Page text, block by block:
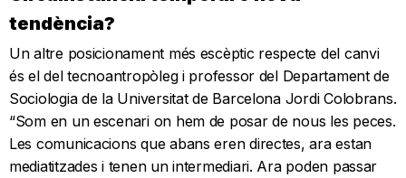
tendència?
Un altre posicionament més escèptic respecte del canvi
és el del tecnoantropòleg i professor del Departament de
Sociologia de la Universitat de Barcelona Jordi Colobrans.
“Som en un escenari on hem de posar de nous les peces.
Les comunicacions que abans eren directes, ara estan
mediatitzades i tenen un intermediari. Ara poden passar